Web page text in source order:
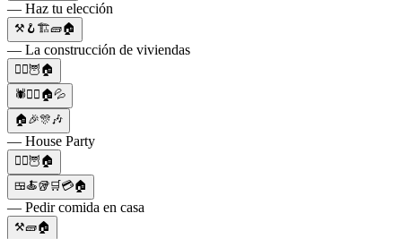
— Haz tu elección
⚒️🪝🏗🧱🏠
— La construcción de viviendas
🧙‍♀️🦉🏠
🕷️🚶‍♂️🏠💦
🏠🎉🎊🎶
— House Party
🧙‍♀️🦉🏠
🍱🍝🥡🛒💳🏠
— Pedir comida en casa
⚒️🧱🏠